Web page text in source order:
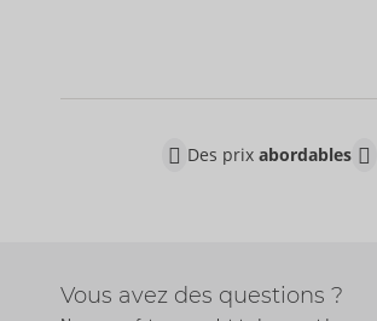
Des prix abordables
Vous avez des questions ?